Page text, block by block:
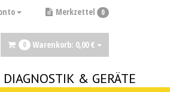
Merkzettel 0
0 Warenkorb: 0,00 €
DIAGNOSTIK & GERÄTE